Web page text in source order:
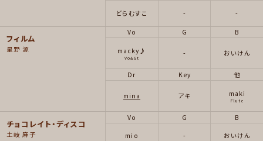
どらむすこ - -
フィルム
星野 源
Vo
macky♪
Vo&Gt
G
-
B
おいけん
Dr
mina
Key
アキ
他
maki
Flute
チョコレイト・ディスコ
土岐 麻子
Vo
mio
G
-
B
おいけん